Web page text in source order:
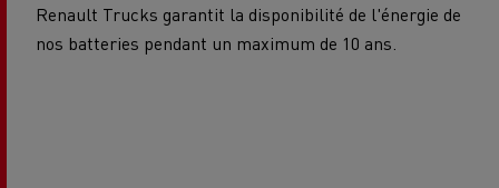
Renault Trucks garantit la disponibilité de l'énergie de
nos batteries pendant un maximum de 10 ans.